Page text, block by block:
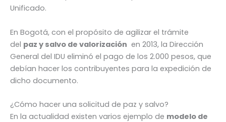
Unificado.
En Bogotá, con el propósito de agilizar el trámite
del paz y salvo de valorización en 2013, la Dirección
General del IDU eliminó el pago de los 2.000 pesos, que
debían hacer los contribuyentes para la expedición de
dicho documento.
¿Cómo hacer una solicitud de paz y salvo?
En la actualidad existen varios ejemplo de modelo de